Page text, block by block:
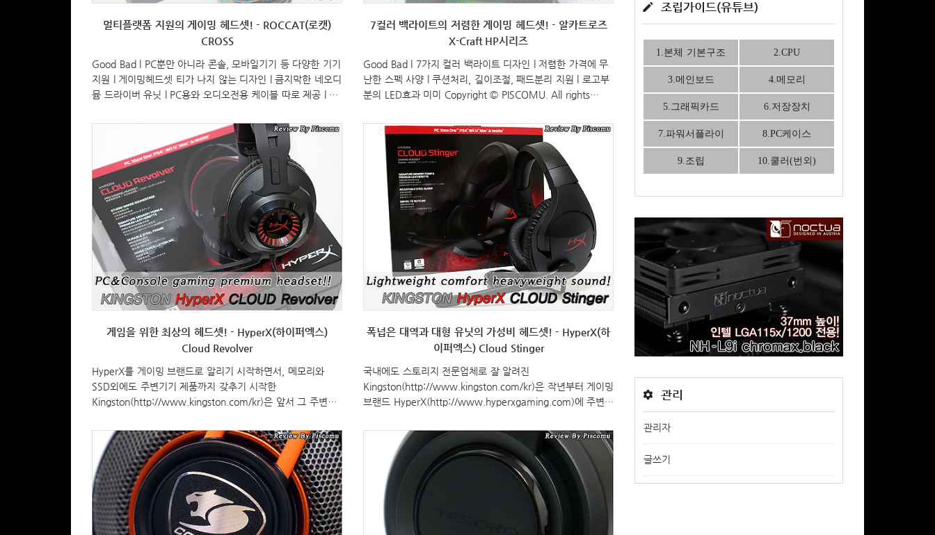
멀티플랫폼 지원의 게이밍 헤드셋! - ROCCAT(로캣)
CROSS
Good Bad l PC뿐만 아니라 콘솔, 모바일기기 등 다양한 기기
지원 l 게이밍헤드셋 티가 나지 않는 디자인 l 큼지막한 네오디
뮴 드라이버 유닛 l PC용와 오디오전용 케이블 따로 제공 l 기
© PISCOMU. All rights reserved.
7컬러 백라이트의 저렴한 게이밍 헤드셋! - 알카트로즈
X-Craft HP시리즈
Good Bad l 7가지 컬러 백라이트 디자인 l 저렴한 가격에 무
난한 스펙 사양 l 쿠션처리, 길이조절, 패드분리 지원 l 로고부
분의 LED효과 미미 Copyright © PISCOMU. All rights
게임을 위한 최상의 헤드셋! - HyperX(하이퍼엑스)
Cloud Revolver
HyperX를 게이밍 브랜드로 알리기 시작하면서, 메모리와
SSD외에도 주변기기 제품까지 갖추기 시작한
Kingston(http://www.kingston.com/kr)은 앞서 그 주변기
델이자 보급형인 Cloud Stinger를 만나보았습니다. 오늘은 이
Cloud Series의 가장 최상위 모델을 만나보는데, 바로 “Cloud
Revolver” 입니다. 그럼, 올해 Cloud Series라인업을 갖추면
서 나온 최상위 모델Cloud Revolver를 지금부터 살펴보겠습
니다. Specification 모델명(Model) Cloud Revolver 색상
(Color) 블랙 타입(Type) 밀폐형, 폐쇄형 뒷면(Circumaural,
Closed..
폭넙은 대역과 대형 유닛의 가성비 헤드셋! - HyperX(하
이퍼엑스) Cloud Stinger
국내에도 스토리지 전문업체로 잘 알려진
Kingston(http://www.kingston.com/kr)은 작년부터 게이밍
브랜드 HyperX(http://www.hyperxgaming.com)에 주변기
품이었는데, 국내뿐만 아니라 해외에서도 큰 인기를 얻었습니
다. 바로, ‘Cloud Series’입니다. 그 인기에 힘입어 올해는 더
많은 Cloud제품 라인업을 갖추고 선보이고 있는데, 오늘은 그
중 가장 최근에 출시된 모델로 Cloud라인업에서 가장 저렴한
모델인 “Cloud Stinger”를 만나보도록 하겠습니다.
Specification 모델명(Model) Cloud Stinger 색상(Color) 블
랙 타입(Type) 밀폐형, 폐쇄형 뒷면(..
조립가이드(유튜브)
1.본체 기본구조 2.CPU
3.메인보드 4.메모리
5.그래픽카드 6.저장장치
7.파워서플라이 8.PC케이스
9.조립 10.쿨러(번외)
관리
관리자
글쓰기